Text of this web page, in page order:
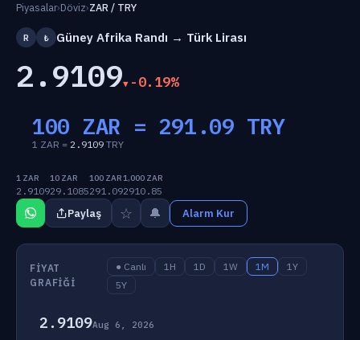
Piyasalar›Döviz›ZAR / TRY
R ₺ Güney Afrika Randı → Türk Lirası
2.9109 -0.19%
100 ZAR = 291.09 TRY
1 ZAR = 2.9109 TRY
1 ZAR
2.9109
10 ZAR
29.1085
100 ZAR
291.09
1,000 ZAR
2910.85
Paylaş ☆ 🔔 Alarm Kur
FIYAT
GRAFIĞI
● Canlı 1H 1D 1W 1M
1Y
5Y
2.9109Aug 6, 2026